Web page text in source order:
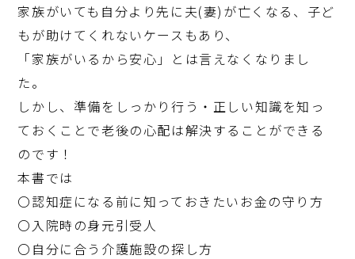
家族がいても自分より先に夫(妻)が亡くなる、子ど
もが助けてくれないケースもあり、
「家族がいるから安心」とは言えなくなりまし
た。
しかし、準備をしっかり行う・正しい知識を知っ
ておくことで老後の心配は解決することができる
のです！
本書では
〇認知症になる前に知っておきたいお金の守り方
〇入院時の身元引受人
〇自分に合う介護施設の探し方